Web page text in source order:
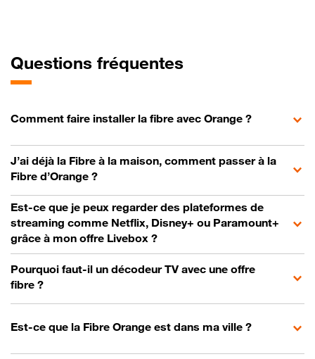
Questions fréquentes
Comment faire installer la fibre avec Orange ?
J’ai déjà la Fibre à la maison, comment passer à la
Fibre d’Orange ?
Est-ce que je peux regarder des plateformes de
streaming comme Netflix, Disney+ ou Paramount+
grâce à mon offre Livebox ?
Pourquoi faut-il un décodeur TV avec une offre
fibre ?
Est-ce que la Fibre Orange est dans ma ville ?